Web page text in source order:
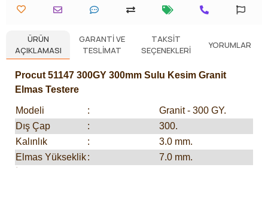
ÜRÜN
AÇIKLAMASI
GARANTI VE
TESLIMAT
TAKSIT
SEÇENEKLERI
YORUMLAR
Procut 51147 300GY 300mm Sulu Kesim Granit
Elmas Testere
Modeli :
Granit - 300 GY.
Dış Çap
:
300.
Kalınlık
:
3.0 mm.
Elmas Yükseklik:
7.0 mm.